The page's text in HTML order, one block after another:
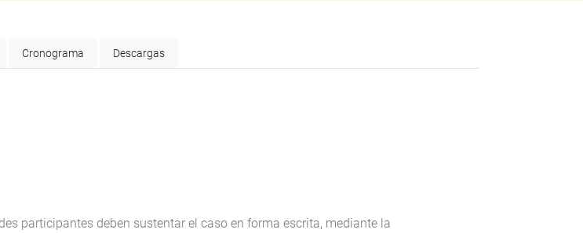
Cronograma Descargas
participantes deben sustentar el caso en forma escrita, mediante la